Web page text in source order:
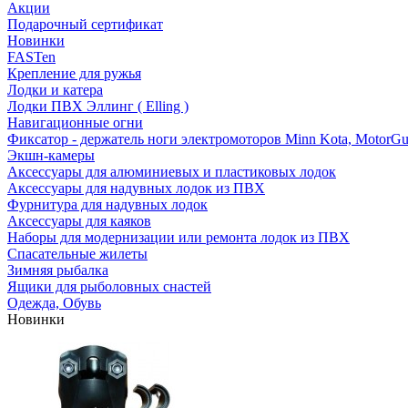
Акции
Подарочный сертификат
Новинки
FASTen
Крепление для ружья
Лодки и катера
Лодки ПВХ Эллинг ( Elling )
Навигационные огни
Фиксатор - держатель ноги электромоторов Minn Kota,
Экшн-камеры
Аксессуары для алюминиевых и пластиковых лодок
Аксессуары для надувных лодок из ПВХ
Фурнитура для надувных лодок
Аксессуары для каяков
Наборы для модернизации или ремонта лодок из ПВХ
Спасательные жилеты
Зимняя рыбалка
Ящики для рыболовных снастей
Одежда, Обувь
Новинки